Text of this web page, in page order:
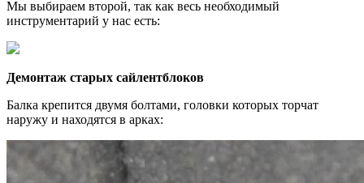
Мы выбираем второй, так как весь необходимый
инструментарий у нас есть:
Демонтаж старых сайлентблоков
Балка крепится двумя болтами, головки которых торчат
наружу и находятся в арках: